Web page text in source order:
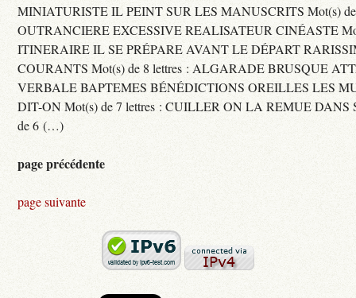
MINIATURISTE IL PEINT SUR LES MANUSCRITS Mot(s) de
OUTRANCIERE EXCESSIVE REALISATEUR CINÉASTE
ITINERAIRE IL SE PRÉPARE AVANT LE DÉPART
COURANTS Mot(s) de 8 lettres : ALGARADE BRUSQUE
VERBALE BAPTEMES BÉNÉDICTIONS OREILLES LES
DIT-ON Mot(s) de 7 lettres : CUILLER ON LA REMUE DANS
de 6 (…)
page précédente
page suivante